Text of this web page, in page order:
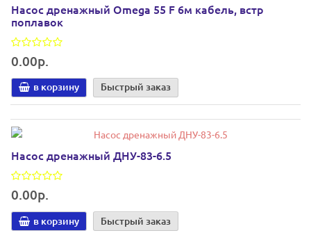
Насос дренажный Omega 55 F 6м кабель, встр
поплавок
0.00р.
в корзину Быстрый заказ
Насос дренажный ДНУ-83-6.5
0.00р.
в корзину Быстрый заказ